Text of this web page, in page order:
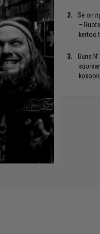
Se on
–
kertoo
Guns